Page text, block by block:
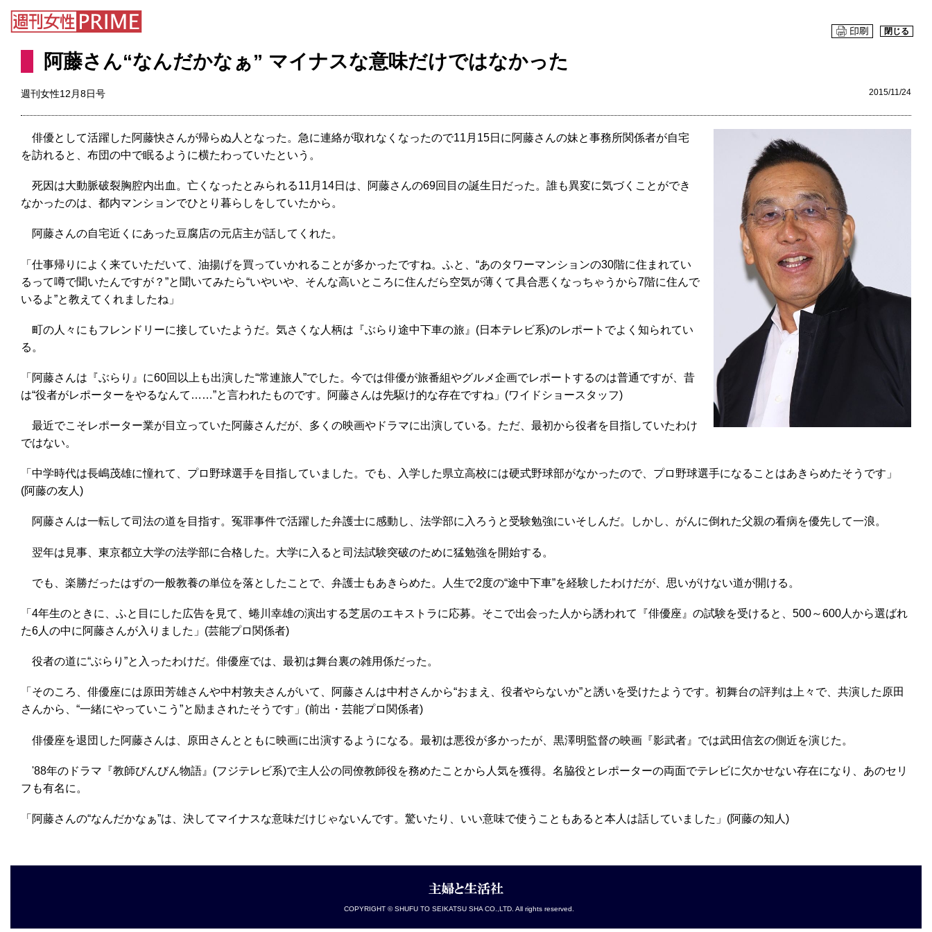
閉じる
阿藤さん“なんだかなぁ” マイナスな意味だけではなかった
週刊女性12月8日号 2015/11/24
俳優として活躍した阿藤快さんが帰らぬ人となった。急に連絡が取れなくなったので11月15日に阿藤さんの妹と事務所関係者が自宅
を訪れると、布団の中で眠るように横たわっていたという。
死因は大動脈破裂胸腔内出血。亡くなったとみられる11月14日は、阿藤さんの69回目の誕生日だった。誰も異変に気づくことができ
なかったのは、都内マンションでひとり暮らしをしていたから。
阿藤さんの自宅近くにあった豆腐店の元店主が話してくれた。
「仕事帰りによく来ていただいて、油揚げを買っていかれることが多かったですね。ふと、“あのタワーマンションの30階に住まれてい
るって噂で聞いたんですが？”と聞いてみたら“いやいや、そんな高いところに住んだら空気が薄くて具合悪くなっちゃうから7階に住んで
いるよ”と教えてくれましたね」
町の人々にもフレンドリーに接していたようだ。気さくな人柄は『ぶらり途中下車の旅』(日本テレビ系)のレポートでよく知られてい
る。
「阿藤さんは『ぶらり』に60回以上も出演した“常連旅人”でした。今では俳優が旅番組やグルメ企画でレポートするのは普通ですが、昔
は“役者がレポーターをやるなんて……”と言われたものです。阿藤さんは先駆け的な存在ですね」(ワイドショースタッフ)
最近でこそレポーター業が目立っていた阿藤さんだが、多くの映画やドラマに出演している。ただ、最初から役者を目指していたわけ
ではない。
「中学時代は長嶋茂雄に憧れて、プロ野球選手を目指していました。でも、入学した県立高校には硬式野球部がなかったので、プロ野球選手になることはあきらめたそうです」
(阿藤の友人)
阿藤さんは一転して司法の道を目指す。冤罪事件で活躍した弁護士に感動し、法学部に入ろうと受験勉強にいそしんだ。しかし、がんに倒れた父親の看病を優先して一浪。
翌年は見事、東京都立大学の法学部に合格した。大学に入ると司法試験突破のために猛勉強を開始する。
でも、楽勝だったはずの一般教養の単位を落としたことで、弁護士もあきらめた。人生で2度の“途中下車”を経験したわけだが、思いがけない道が開ける。
「4年生のときに、ふと目にした広告を見て、蜷川幸雄の演出する芝居のエキストラに応募。そこで出会った人から誘われて『俳優座』の試験を受けると、500～600人から選ばれ
た6人の中に阿藤さんが入りました」(芸能プロ関係者)
役者の道に“ぶらり”と入ったわけだ。俳優座では、最初は舞台裏の雑用係だった。
「そのころ、俳優座には原田芳雄さんや中村敦夫さんがいて、阿藤さんは中村さんから“おまえ、役者やらないか”と誘いを受けたようです。初舞台の評判は上々で、共演した原田
さんから、“一緒にやっていこう”と励まされたそうです」(前出・芸能プロ関係者)
俳優座を退団した阿藤さんは、原田さんとともに映画に出演するようになる。最初は悪役が多かったが、黒澤明監督の映画『影武者』では武田信玄の側近を演じた。
'88年のドラマ『教師びんびん物語』(フジテレビ系)で主人公の同僚教師役を務めたことから人気を獲得。名脇役とレポーターの両面でテレビに欠かせない存在になり、あのセリ
フも有名に。
「阿藤さんの“なんだかなぁ”は、決してマイナスな意味だけじゃないんです。驚いたり、いい意味で使うこともあると本人は話していました」(阿藤の知人)
COPYRIGHT © SHUFU TO SEIKATSU SHA CO.,LTD. All rights reserved.